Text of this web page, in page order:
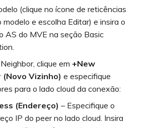
(clique no ícone de reticências
modelo e escolha Editar) e insira o
AS do MVE na seção Basic
clique em +New
(Novo Vizinho) e especifique
para o lado cloud da conexão:
(Endereço) – Especifique o
IP do peer no lado cloud. Insira